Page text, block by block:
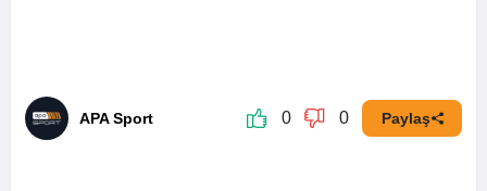
APA Sport 0 0 Paylaş